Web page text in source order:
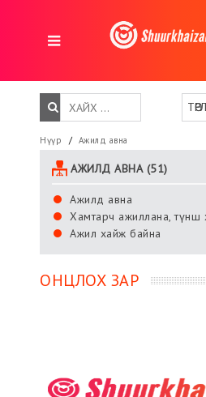
Нүүр Ажилд авна
АЖИЛД АВНА (51)
Ажилд авна
Хамтарч ажиллана, түнш
Ажил хайж байна
ОНЦЛОХ ЗАР